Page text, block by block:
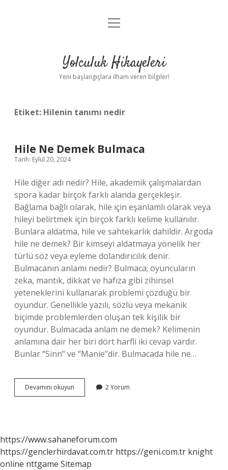
Anasayfa
Yasal Uyarı
menüyü
Yolculuk Hikayeleri
Yeni başlangıçlara ilham veren bilgiler!
Etiket: Hilenin tanımı nedir
Hile Ne Demek Bulmaca
Tarih: Eylül 20, 2024
Hile diğer adı nedir? Hile, akademik çalışmalardan
spora kadar birçok farklı alanda gerçekleşir.
Bağlama bağlı olarak, hile için eşanlamlı olarak veya
hileyi belirtmek için birçok farklı kelime kullanılır.
Bunlara aldatma, hile ve sahtekarlık dahildir. Argoda
hile ne demek? Bir kimseyi aldatmaya yönelik her
türlü söz veya eyleme dolandırıcılık denir.
Bulmacanın anlamı nedir? Bulmaca; oyuncuların
zeka, mantık, dikkat ve hafıza gibi zihinsel
yeteneklerini kullanarak problemi çözdüğü bir
oyundur. Genellikle yazılı, sözlü veya mekanik
biçimde problemlerden oluşan tek kişilik bir
oyundur. Bulmacada anlam ne demek? Kelimenin
anlamına dair her biri dört harfli iki cevap vardır.
Bunlar “Sinn” ve “Manie”dir. Bulmacada hile ne…
Devamını okuyun
Ne
2 Yorum
https://www.sahaneforum.com
https://genclerhirdavat.com.tr https://geni.com.tr knight
online nttgame Sitemap